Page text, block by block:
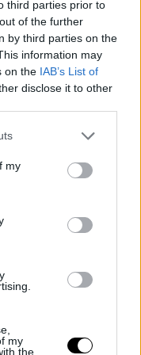
third parties prior to
of the further
by third parties on the
information may
on the IAB’s List of
disclose it to other
my
my
the
μαζί τους έκανε την
ανακοίνωση του
της κάντρι